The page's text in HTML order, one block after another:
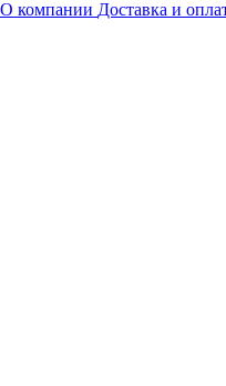
О компании Доставка и